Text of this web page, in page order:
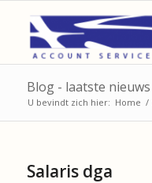
Blog - laatste nieuws
U bevindt zich hier: Home /
Salaris dga